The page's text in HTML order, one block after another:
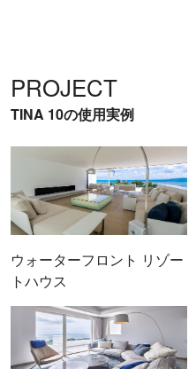
PROJECT
TINA 10の使用実例
ウォーターフロント リゾー
トハウス